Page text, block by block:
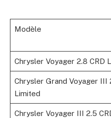
Modèle
Chrysler Voyager 2.8 CRD
Chrysler Grand Voyager III
Limited
Chrysler Voyager III 2.5